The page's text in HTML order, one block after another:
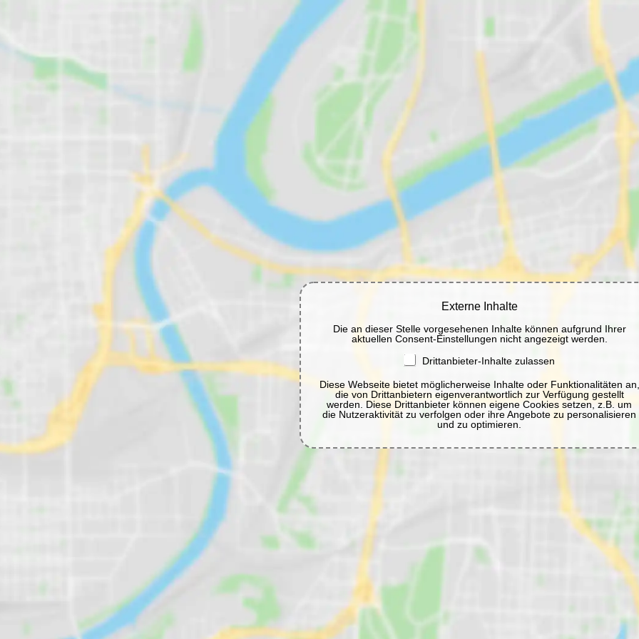
Externe Inhalte
Die an dieser Stelle vorgesehenen Inhalte können aufgrund Ihrer
aktuellen Consent-Einstellungen nicht angezeigt werden.
Drittanbieter-Inhalte zulassen
Diese Webseite bietet möglicherweise Inhalte oder Funktionalitäten an,
die von Drittanbietern eigenverantwortlich zur Verfügung gestellt
werden. Diese Drittanbieter können eigene Cookies setzen, z.B. um
die Nutzeraktivität zu verfolgen oder ihre Angebote zu personalisieren
und zu optimieren.